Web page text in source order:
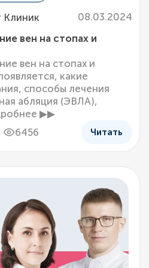
Клиник
08.03.2024
вен на стопах и
вен на стопах и
какие
способы лечения
абляция (ЭВЛА),
▶▶
6456 Читать